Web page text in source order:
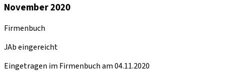
November 2020
Firmenbuch
JAb eingereicht
Eingetragen im Firmenbuch am 04.11.2020